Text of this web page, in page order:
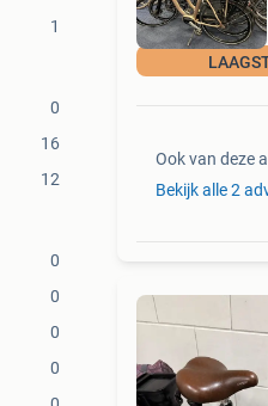
1
0
16
12
0
0
0
0
Ook van deze
Bekijk alle 2